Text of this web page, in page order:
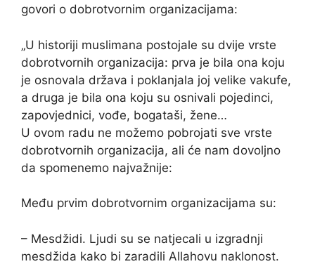
govori o dobrotvornim organizacijama:
„U historiji muslimana postojale su dvije vrste
dobrotvornih organizacija: prva je bila ona koju
je osnovala država i poklanjala joj velike vakufe,
a druga je bila ona koju su osnivali pojedinci,
zapovjednici, vođe, bogataši, žene…
U ovom radu ne možemo pobrojati sve vrste
dobrotvornih organizacija, ali će nam dovoljno
da spomenemo najvažnije:
Među prvim dobrotvornim organizacijama su:
– Mesdžidi. Ljudi su se natjecali u izgradnji
mesdžida kako bi zaradili Allahovu naklonost.